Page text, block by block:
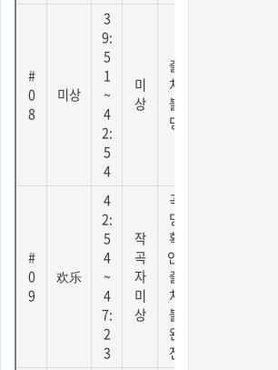
#
0
8
미상
3
9:
5
1
~
4
2:
5
4
미
상
출
처
불
명
#
0
9
欢乐
4
2:
5
4
~
4
7:
2
3
작
곡
자
미
상
곡
명
확
인,
출
처
불
완
전